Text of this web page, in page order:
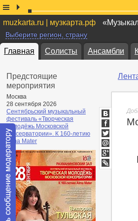
muzkarta.ru | музкарта.рф
Выберите регион, страну
Главная Солисты Ансамбли
Предстоящие
мероприятия
Москва
28 сентября 2026
Сентябрьский музыкальный
фестиваль «Творческая
молодёжь Московской
консерватории». К 160-летию
Alma Mater
ВКонтакте
Facebook
Twitter
Мой
Мир
Google+
lj